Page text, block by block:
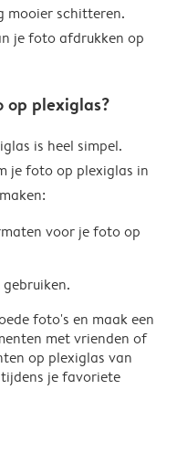
mooier schitteren.
je foto afdrukken op
op plexiglas?
is heel simpel.
je foto op plexiglas in
voor je foto op
foto's en maak een
met vrienden of
op plexiglas van
je favoriete